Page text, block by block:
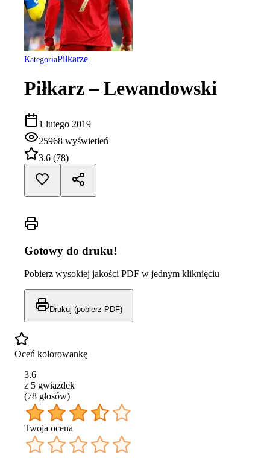
KategoriaPiłkarze
Piłkarz – Lewandowski
1 lutego 2019
25968 wyświetleń
3.6 (78)
Gotowy do druku!
Pobierz wysokiej jakości PDF w jednym kliknięciu
Drukuj (pobierz PDF)
Oceń kolorowankę
3.6
z 5 gwiazdek
(78 głosów)
Twoja ocena